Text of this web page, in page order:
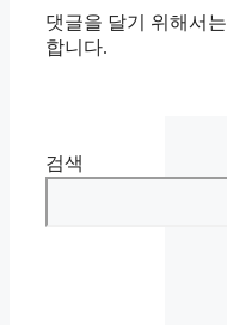
댓글을 달기 위해서는
합니다.
검색